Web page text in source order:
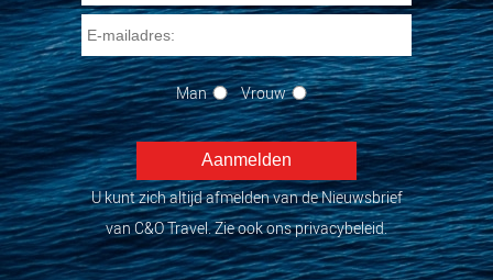
Man Vrouw
U kunt zich altijd afmelden van de Nieuwsbrief
van C&O Travel. Zie ook ons privacybeleid.